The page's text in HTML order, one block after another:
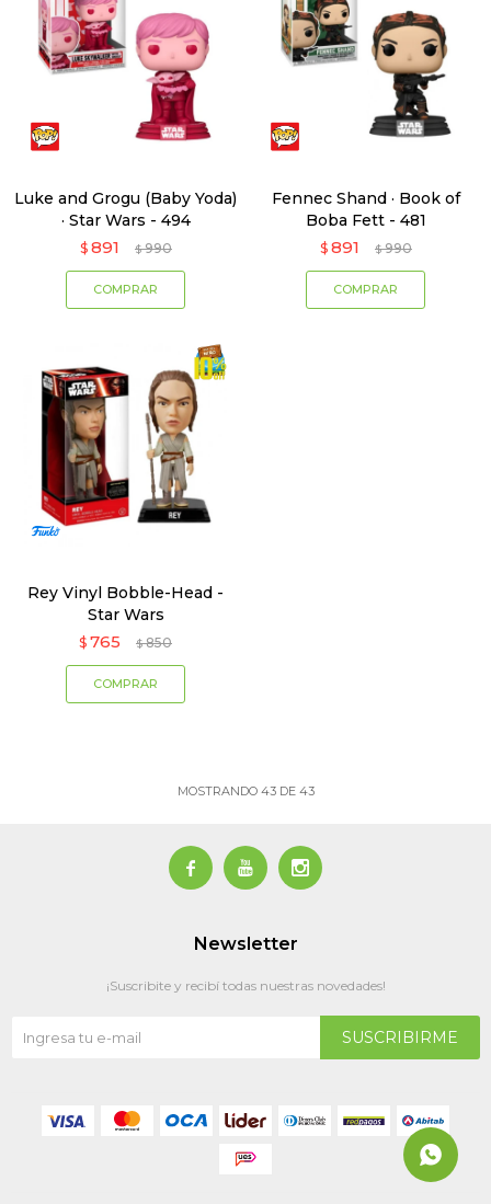
Luke and Grogu (Baby Yoda)
· Star Wars - 494
$ 891 $ 990
Fennec Shand · Book of
Boba Fett - 481
$ 891 $ 990
Rey Vinyl Bobble-Head -
Star Wars
$ 765 $ 850
MOSTRANDO 43DE 43
  
Newsletter
¡Suscribite y recibí todas nuestras novedades!
SUSCRIBIRME